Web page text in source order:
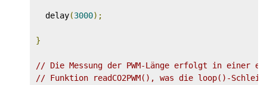
delay(3000);
}
// Die Messung der PWM-Länge erfolgt in einer
// Funktion readCO2PWM(), was die loop()-